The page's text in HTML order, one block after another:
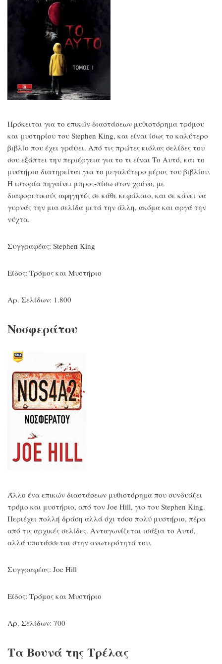
Πρόκειται για το επικών διαστάσεων μυθιστόρημα τρόμου
και μυστηρίου του Stephen King, και είναι ίσως το καλύτερο
βιβλίο που έχει γράψει. Από τις πρώτες κιόλας σελίδες του
σου εξάπτει την περιέργεια για το τι είναι Το Αυτό, και το
μυστήριο διατηρείται για το μεγαλύτερο μέρος του βιβλίου.
Η ιστορία πηγαίνει μπρος-πίσω στον χρόνο, με
διαφορετικούς αφηγητές σε κάθε κεφάλαιο, και σε κάνει να
γυρνάς την μια σελίδα μετά την άλλη, ακόμα και αργά την
νύχτα.
Συγγραφέας: Stephen King
Είδος: Τρόμος και Μυστήριο
Αρ. Σελίδων: 1.800
Νοσφεράτου
Άλλο ένα επικών διαστάσεων μυθιστόρημα που συνδυάζει
τρόμο και μυστήριο, από τον Joe Hill, γιο του Stephen King.
Περιέχει πολλή δράση αλλά όχι τόσο πολύ μυστήριο, πέρα
από τις αρχικές σελίδες. Ανταγωνίζεται ισάξια το Αυτό,
αλλά υποτάσσεται στην ανωτερότητά του.
Συγγραφέας: Joe Hill
Είδος: Τρόμος και Μυστήριο
Αρ. Σελίδων: 700
Τα Βουνά της Τρέλας